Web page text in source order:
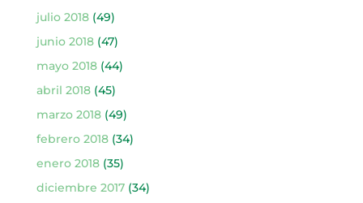
julio 2018(49)
junio 2018(47)
mayo 2018(44)
abril 2018(45)
marzo 2018(49)
febrero 2018(34)
enero 2018(35)
diciembre 2017(34)